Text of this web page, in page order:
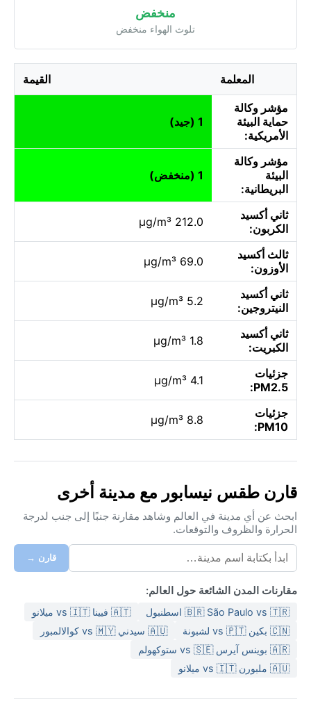
منخفض
تلوث الهواء منخفض
المعلمة القيمة
مؤشر وكالة
حماية البيئة
الأمريكية:
1 (جيد)
مؤشر وكالة
البيئة
البريطانية:
1 (منخفض)
ثاني أكسيد
الكربون:
212.0 µg/m³
ثالث أكسيد
الأوزون:
69.0 µg/m³
ثاني أكسيد
النيتروجين:
5.2 µg/m³
ثاني أكسيد
الكبريت:
1.8 µg/m³
جزئيات
PM2.5:
4.1 µg/m³
جزئيات
PM10:
8.8 µg/m³
قارن طقس نيسابور مع مدينة أخرى
ابحث عن أي مدينة في العالم وشاهد مقارنة جنبًا إلى جنب لدرجة
الحرارة والظروف والتوقعات.
قارن →
مقارنات المدن الشائعة حول العالم:
🇧🇷 São Paulo vs 🇹🇷 اسطنبول
🇦🇹 فيينا vs 🇮🇹 ميلانو
🇨🇳 بكين vs 🇵🇹 لشبونة
🇦🇺 سيدني vs 🇲🇾 كوالالمبور
🇦🇷 بوينس آيرس vs 🇸🇪 ستوكهولم
🇦🇺 ملبورن vs 🇮🇹 ميلانو